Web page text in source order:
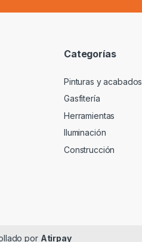
Categorías
Pinturas y acabados
Gasfitería
Herramientas
Iluminación
Construcción
por Atirpay